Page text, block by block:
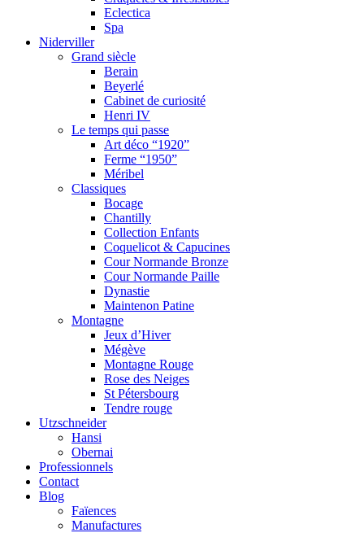
Eclectica
Spa
Niderviller
Grand siècle
Berain
Beyerlé
Cabinet de curiosité
Henri IV
Le temps qui passe
Art déco “1920”
Ferme “1950”
Méribel
Classiques
Bocage
Chantilly
Collection Enfants
Coquelicot & Capucines
Cour Normande Bronze
Cour Normande Paille
Dynastie
Maintenon Patine
Montagne
Jeux d’Hiver
Mégève
Montagne Rouge
Rose des Neiges
St Pétersbourg
Tendre rouge
Utzschneider
Hansi
Obernai
Professionnels
Contact
Blog
Faïences
Manufactures